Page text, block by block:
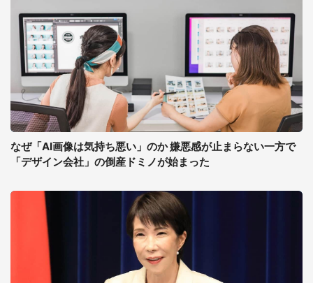
なぜ「AI画像は気持ち悪い」のか 嫌悪感が止まらない一方で
「デザイン会社」の倒産ドミノが始まった